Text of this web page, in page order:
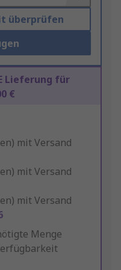
überprüfen
Lieferung für
€
mit Versand
mit Versand
mit Versand
Menge